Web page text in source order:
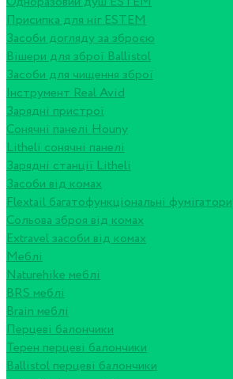
Присипка для ніг ESTEM
Засоби догляду за зброєю
Вішери для зброї Ballistol
Засоби для чищення зброї
Інструмент Real Avid
Зарядні пристрої
Сонячні панелі Houny
Litheli сонячні панелі
Зарядні станції Litheli
Засоби від комах
Flextail багатофункціональні фумігатори
Сольова зброя від комах
Extravel засоби від комах
Меблі
Naturehike меблі
BRS меблі
Brain меблі
Перцеві балончики
Терен перцеві балончики
Ballistol перцеві балончики